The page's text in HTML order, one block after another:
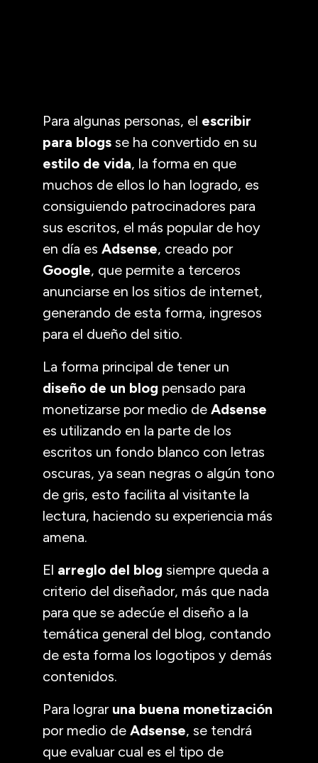
Para algunas personas, el escribir
para blogs se ha convertido en su
estilo de vida, la forma en que
muchos de ellos lo han logrado, es
consiguiendo patrocinadores para
sus escritos, el más popular de hoy
en día es Adsense, creado por
Google, que permite a terceros
anunciarse en los sitios de internet,
generando de esta forma, ingresos
para el dueño del sitio.
La forma principal de tener un
diseño de un blog pensado para
monetizarse por medio de Adsense
es utilizando en la parte de los
escritos un fondo blanco con letras
oscuras, ya sean negras o algún tono
de gris, esto facilita al visitante la
lectura, haciendo su experiencia más
amena.
El arreglo del blog siempre queda a
criterio del diseñador, más que nada
para que se adecúe el diseño a la
temática general del blog, contando
de esta forma los logotipos y demás
contenidos.
Para lograr una buena monetización
por medio de Adsense, se tendrá
que evaluar cual es el tipo de